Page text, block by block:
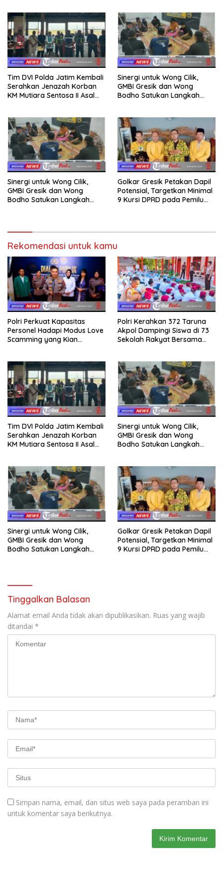
Tim DVI Polda Jatim Kembali
Serahkan Jenazah Korban
KM Mutiara Sentosa II Asal
Sinergi untuk Wong Cilik,
GMBI Gresik dan Wong
Bodho Satukan Langkah
Sinergi untuk Wong Cilik,
GMBI Gresik dan Wong
Bodho Satukan Langkah
Golkar Gresik Petakan Dapil
Potensial, Targetkan Minimal
9 Kursi DPRD pada Pemilu
Rekomendasi untuk kamu
Polri Perkuat Kapasitas
Personel Hadapi Modus Love
Scamming yang Kian
Polri Kerahkan 372 Taruna
Akpol Dampingi Siswa di 73
Sekolah Rakyat Bersama
Tim DVI Polda Jatim Kembali
Serahkan Jenazah Korban
KM Mutiara Sentosa II Asal
Sinergi untuk Wong Cilik,
GMBI Gresik dan Wong
Bodho Satukan Langkah
Sinergi untuk Wong Cilik,
GMBI Gresik dan Wong
Bodho Satukan Langkah
Golkar Gresik Petakan Dapil
Potensial, Targetkan Minimal
9 Kursi DPRD pada Pemilu
Tinggalkan Balasan
Alamat email Anda tidak akan dipublikasikan. Ruas yang wajib
ditandai *
Simpan nama, email, dan situs web saya pada peramban ini
untuk komentar saya berikutnya.